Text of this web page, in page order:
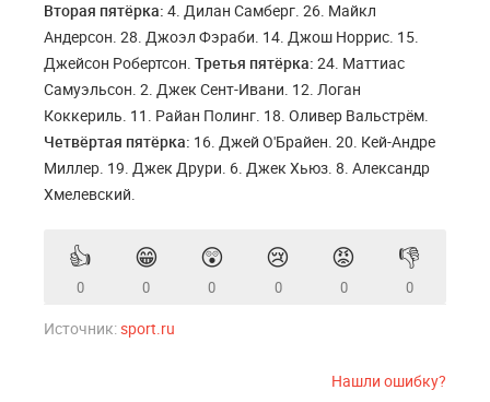
Вторая пятёрка: 4. Дилан Самберг. 26. Майкл
Андерсон. 28. Джоэл Фэраби. 14. Джош Норрис. 15.
Джейсон Робертсон. Третья пятёрка: 24. Маттиас
Самуэльсон. 2. Джек Сент-Ивани. 12. Логан
Коккериль. 11. Райан Полинг. 18. Оливер Вальстрём.
Четвёртая пятёрка: 16. Джей О'Брайен. 20. Кей-Андре
Миллер. 19. Джек Друри. 6. Джек Хьюз. 8. Александр
Хмелевский.
👍
0
😁
0
😲
0
😢
0
😡
0
👎
0
Источник:sport.ru
Нашли ошибку?